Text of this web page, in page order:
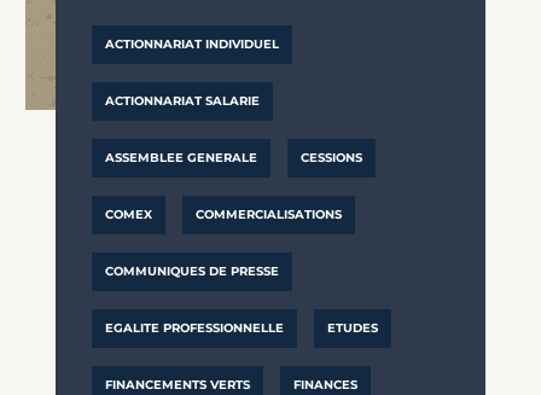
ACTIONNARIAT INDIVIDUEL
ACTIONNARIAT SALARIE
ASSEMBLEE GENERALE CESSIONS
COMEX COMMERCIALISATIONS
COMMUNIQUES DE PRESSE
EGALITE PROFESSIONNELLE ETUDES
FINANCEMENTS VERTS FINANCES